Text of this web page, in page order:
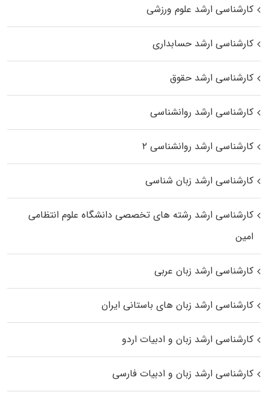
کارشناسی ارشد علوم ورزشی
کارشناسی ارشد حسابداری
کارشناسی ارشد حقوق
کارشناسی ارشد روانشناسی
کارشناسی ارشد روانشناسی ۲
کارشناسی ارشد زبان شناسی
کارشناسی ارشد رﺷﺘﻪ ﻫﺎی تخصصی داﻧﺸﮕﺎه ﻋﻠﻮم انتظامی
اﻣﻴﻦ
کارشناسی ارشد زبان عربی
کارشناسی ارشد زبان‌ های باستانی ایران
کارشناسی ارشد زبان و ادبیات اردو
کارشناسی ارشد زبان و ادبیات فارسی